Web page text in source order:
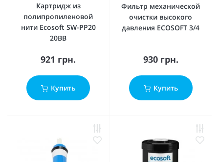
Картридж из
полипропиленовой
нити Ecosoft SW-PP20
20BB
921 грн.
Купить
Фильтр механической
очистки высокого
давления ECOSOFT 3/4
930 грн.
Купить